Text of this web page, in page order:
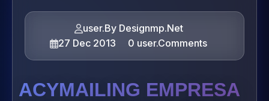
user.By Designmp.Net
27 Dec 2013
0 user.Comments
ACYMAILING EMPRESA